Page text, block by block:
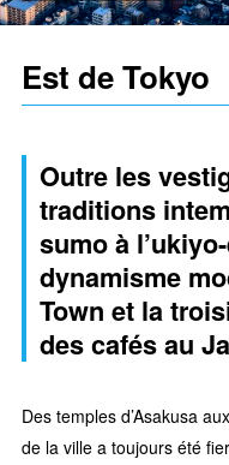
Est de Tokyo
Outre les
traditions
sumo à
dynamisme
Town et la
des cafés au
Des temples d’Asakusa
de la ville a toujours été